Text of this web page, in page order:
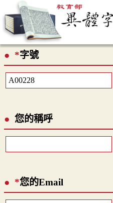
最新消息
*字號
您的稱呼
*您的Email